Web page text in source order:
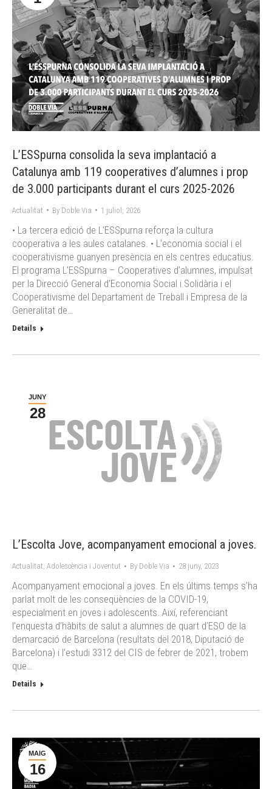
L’ESSpurna consolida la seva implantació a
Catalunya amb 119 cooperatives d’alumnes i prop
de 3.000 participants durant el curs 2025-2026
Actualitat By Doble Via 1 juliol, 2026
• La tercera edició de L’ESSpurna reforça la cultura
cooperativa a les aules catalanes. • L’economia social i el
cooperativisme guanyen presència en els centres educatius.
El programa L’ESSpurna – Cooperatives d’alumnes, impulsat
per la Direcció General d’Economia Social i Solidària i el
Cooperativisme del Departament de Treball i Empresa de la
Generalitat de…
Details
JUNY
28
L’Escolta Jove, acompanyament emocional a joves.
Actualitat, Adolescència i Joventut By Doble Via 28 juny, 2023
Acompanyament emocional a joves. En els últims temps s’ha
parlat molt de les conseqüències de la COVID-19,
especialment en joves i adolescents. Així, referenciant
l’enquesta d’hàbits de salut a alumnes de quart d’ESO de la
demarcació de Barcelona (resultats del 2018, Diputació de
Barcelona) i l’estudi 3312 del CIS de febrer de 2021, trobem
que…
Details
MAIG
16